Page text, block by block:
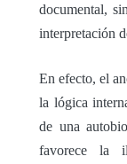
documental,
interpretación
En efecto, el
la lógica
de una
favorece la